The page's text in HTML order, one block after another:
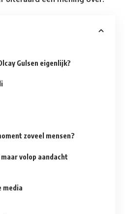
Gulsen eigenlijk?
zoveel mensen?
volop aandacht
media